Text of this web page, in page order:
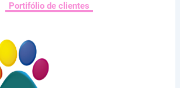
Portifólio de clientes